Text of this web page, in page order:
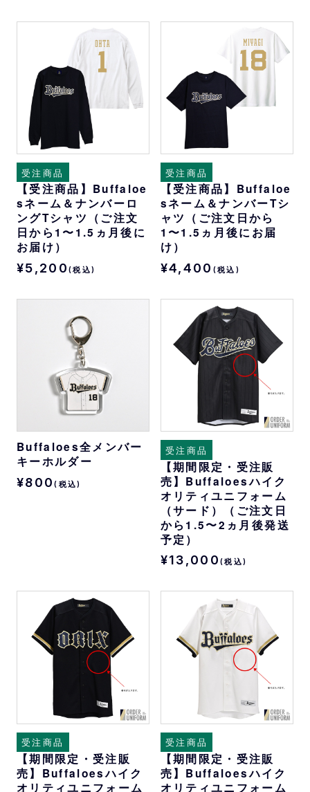
受注商品
【受注商品】Buffaloe
sネーム＆ナンバーロ
ングTシャツ（ご注文
日から1〜1.5ヵ月後に
お届け）
¥5,200 (税込)
受注商品
【受注商品】Buffaloe
sネーム＆ナンバーTシ
ャツ（ご注文日から
1〜1.5ヵ月後にお届
け）
¥4,400 (税込)
Buffaloes全メンバー
キーホルダー
¥800(税込)
受注商品
【期間限定・受注販
売】Buffaloesハイク
オリティユニフォーム
（サード）（ご注文日
から1.5〜2ヵ月後発送
予定）
¥13,000(税込)
受注商品
【期間限定・受注販
売】Buffaloesハイク
オリティユニフォーム
受注商品
【期間限定・受注販
売】Buffaloesハイク
オリティユニフォーム